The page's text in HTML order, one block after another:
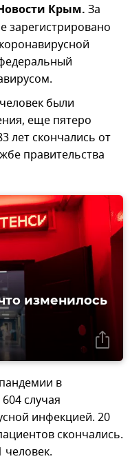
Крым. За
зарегистрировано
были
еще пятеро
лет скончались от
правительства
изменилось
в
случая
инфекцией. 20
скончались.